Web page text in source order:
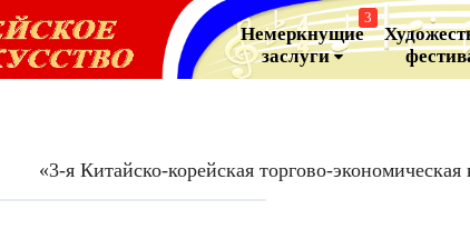
Немеркнущие
заслуги
3
«3-я Китайско-корейская торгово-